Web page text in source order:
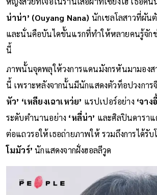
น่าน่า’ (Ouyang Nana) นักเชลโลสาวที่ผัน
และนั่นคือบันไดขั้นแรกที่ทำให้หลายคนรู้จัก
นี้
ภาพนั้นจุดพลุให้วงการแดนมังกรหันมามองส
นี้ เพราะหลังจากนั้นมีนักแสดงตัวท็อปวงการ
หัว’ ‘เหลียงเฉาเหว่ย’ แรปเปอร์อย่าง ‘จาง
ระดับตำนานอย่าง ‘หลี่น่า’ และศิลปินดารา
ต่อแถวรอให้เธอถ่ายภาพให้ รวมถึงการได้รับ
โมมัวร์’นักแสดงจากฝั่งฮอลลีวูด